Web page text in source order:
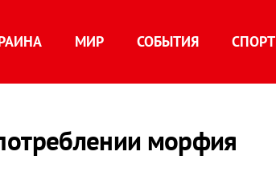
МИР СОБЫТИЯ СПОРТ
морфия